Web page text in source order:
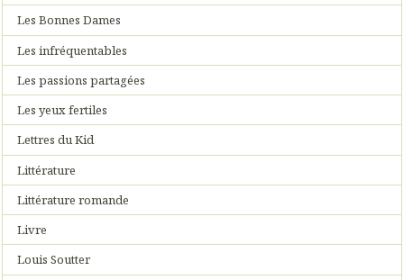
Les Bonnes Dames
Les infréquentables
Les passions partagées
Les yeux fertiles
Lettres du Kid
Littérature
Littérature romande
Livre
Louis Soutter